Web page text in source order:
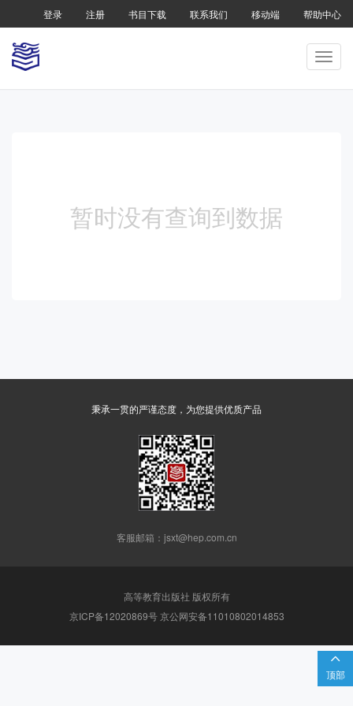
登录 注册 书目下载 联系我们 移动端 帮助中心

顶部
暂时没有查询到数据
秉承一贯的严谨态度，为您提供优质产品
客服邮箱：jsxt@hep.com.cn
高等教育出版社 版权所有
京ICP备12020869号 京公网安备11010802014853